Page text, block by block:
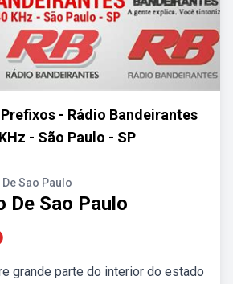
- Rádio Bandeirantes
- São Paulo - SP
Sao Paulo
De Sao Paulo
grande parte do interior do estado